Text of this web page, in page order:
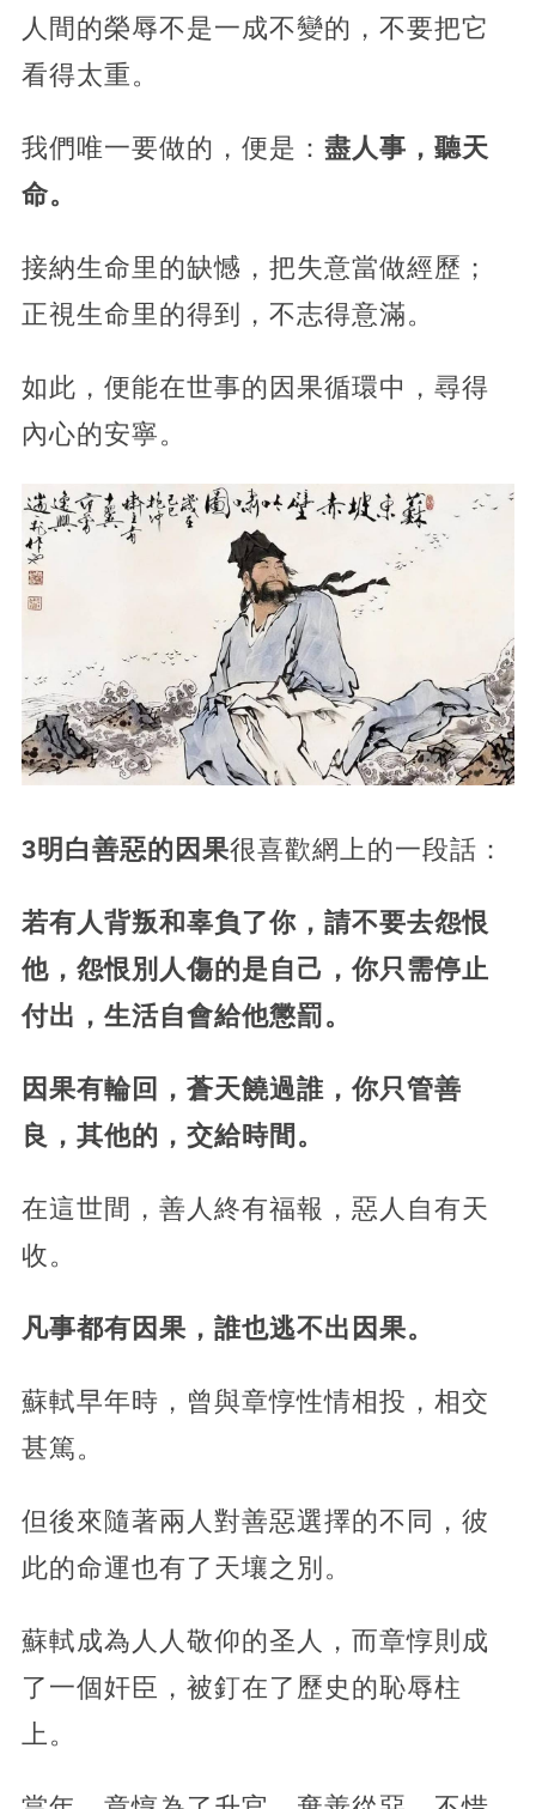
人間的榮辱不是一成不變的，不要把它
看得太重。
我們唯一要做的，便是： 盡人事，聽天
命。
接納生命里的缺憾，把失意當做經歷；
正視生命里的得到，不志得意滿。
如此，便能在世事的因果循環中，尋得
內心的安寧。
3明白善惡的因果很喜歡網上的一段話：
若有人背叛和辜負了你，請不要去怨恨
他，怨恨別人傷的是自己，你只需停止
付出，生活自會給他懲罰。
因果有輪回，蒼天饒過誰，你只管善
良，其他的，交給時間。
在這世間，善人終有福報，惡人自有天
收。
凡事都有因果，誰也逃不出因果。
蘇軾早年時，曾與章惇性情相投，相交
甚篤。
但後來隨著兩人對善惡選擇的不同，彼
此的命運也有了天壤之別。
蘇軾成為人人敬仰的圣人，而章惇則成
了一個奸臣，被釘在了歷史的恥辱柱
上。